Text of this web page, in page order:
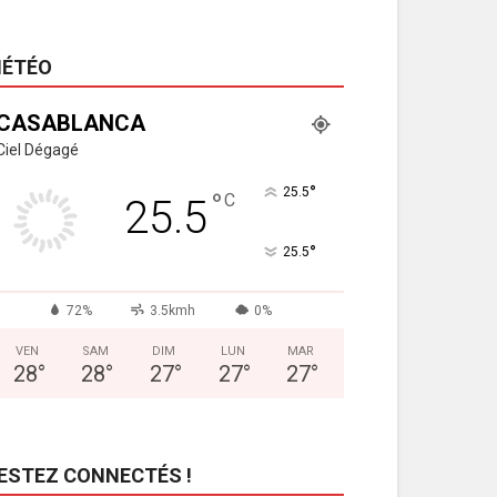
Dégagé
25.5°C 25.5°
25.5°
72% 3.5kmh 0%
VEN
28°
SAM
28°
DIM
27°
LUN
27°
MAR
27°
CONNECTÉS !